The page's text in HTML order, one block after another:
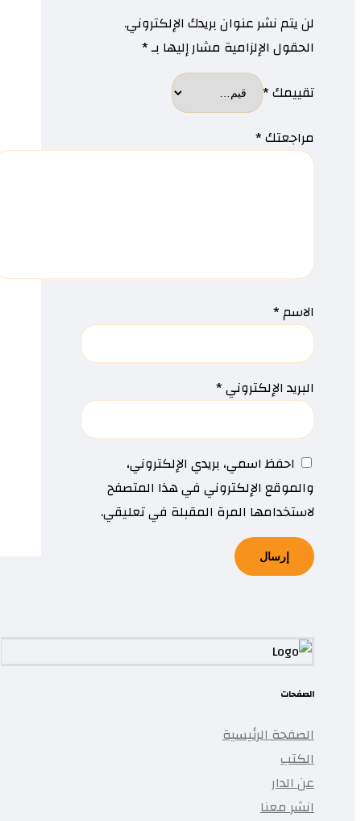
لن يتم نشر عنوان بريدك الإلكتروني.
الحقول الإلزامية مشار إليها بـ*
تقييمك*
مراجعتك*
الاسم*
البريد الإلكتروني*
احفظ اسمي، بريدي الإلكتروني،
والموقع الإلكتروني في هذا المتصفح
لاستخدامها المرة المقبلة في تعليقي.
الصفحات
الصفحة الرئيسية
الكتب
عن الدار
انشر معنا